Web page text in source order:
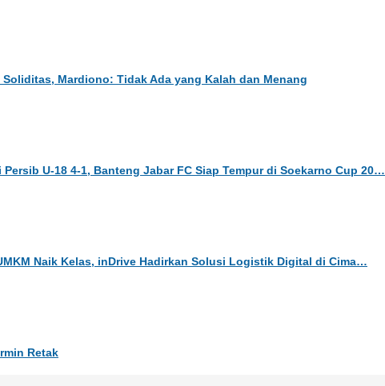
Soliditas, Mardiono: Tidak Ada yang Kalah dan Menang
Persib U-18 4-1, Banteng Jabar FC Siap Tempur di Soekarno Cup 20…
Naik Kelas, inDrive Hadirkan Solusi Logistik Digital di Cima…
Retak